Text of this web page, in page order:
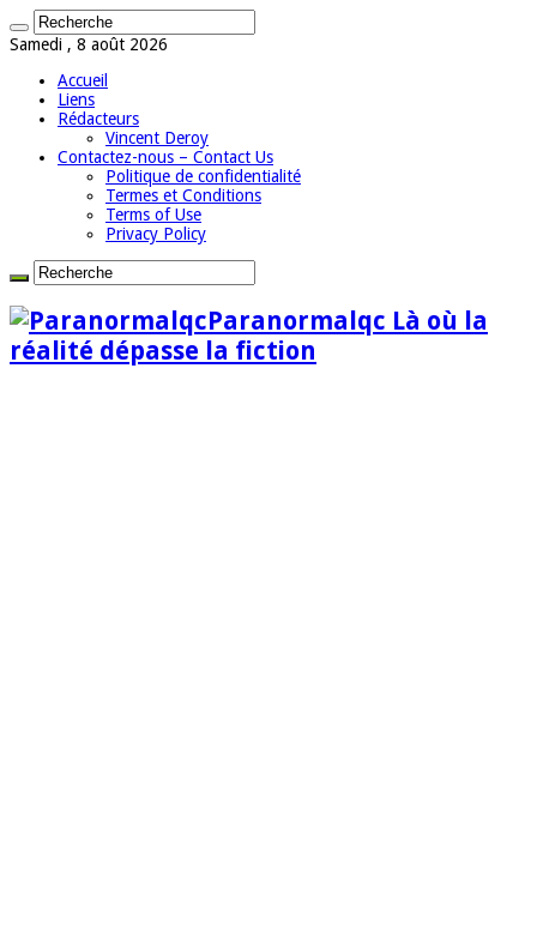
Samedi , 8 août 2026
Accueil
Liens
Rédacteurs
Vincent Deroy
Contactez-nous – Contact Us
Politique de confidentialité
Termes et Conditions
Terms of Use
Privacy Policy
Paranormalqc Là où la
réalité dépasse la fiction